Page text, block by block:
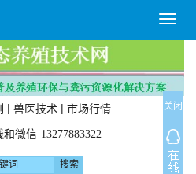
T
o
g
l
e
n
a
v
| 兽医技术 | 市场行情
和微信 13277883322
关闭